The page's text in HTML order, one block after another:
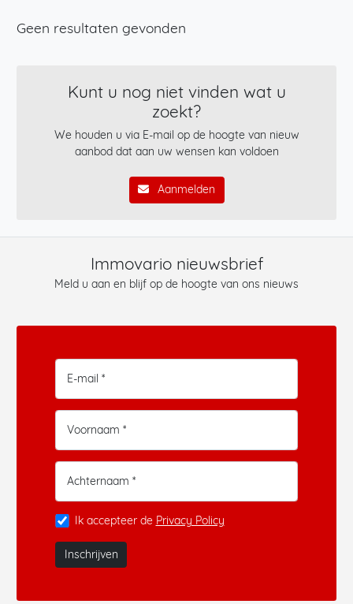
Geen resultaten gevonden
Kunt u nog niet vinden wat u
zoekt?
We houden u via E-mail op de hoogte van nieuw
aanbod dat aan uw wensen kan voldoen
Aanmelden
Immovario nieuwsbrief
Meld u aan en blijf op de hoogte van ons nieuws
E-mail *
Voornaam *
Achternaam *
Ik accepteer de Privacy Policy
Inschrijven